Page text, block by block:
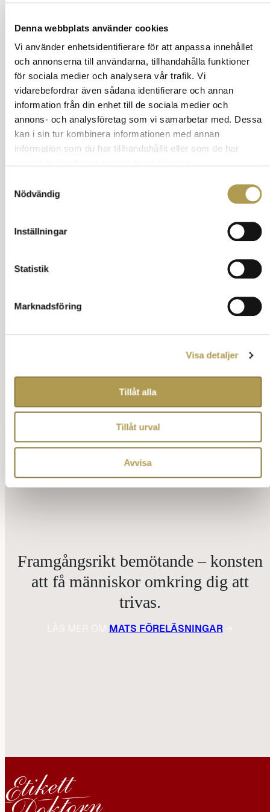
Denna webbplats använder cookies
Vi använder enhetsidentifierare för att anpassa innehållet
och annonserna till användarna, tillhandahålla funktioner
för sociala medier och analysera vår trafik. Vi
vidarebefordrar även sådana identifierare och annan
information från din enhet till de sociala medier och
annons- och analysföretag som vi samarbetar med. Dessa
kan i sin tur kombinera informationen med annan
information som du har tillhandahållit eller som de har
Nödvändig
Inställningar
Statistik
Marknadsföring
Visa detaljer
Tillåt alla
Tillåt urval
Avvisa
Kungamiddag
Nobelpris
Nobelfesten
Nobelpristagare 2024
Nobel etikettsmissar
Nobelmiddag
Högtider
Jul +
Halloween firande +
Påsk
Midsommar
Nyår +
Jul och Nyårshälsning
Jul-nyårshälsning engelska
Framgångsrikt bemötande – konsten
att få människor omkring dig att
trivas.
MATS FÖRELÄSNINGAR→